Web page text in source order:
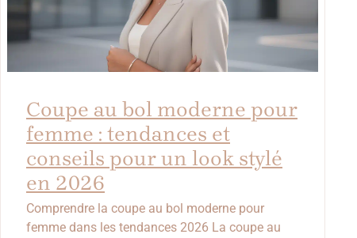
Coupe au bol moderne pour
femme : tendances et
conseils pour un look stylé
en 2026
Comprendre la coupe au bol moderne pour
femme dans les tendances 2026 La coupe au